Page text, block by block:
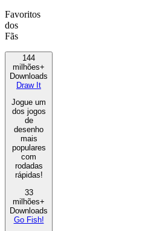
Favoritos
dos
Fãs
144
milhões+
Downloads
Draw It
Jogue um
dos jogos
de
desenho
mais
populares
com
rodadas
rápidas!
33
milhões+
Downloads
Go Fish!